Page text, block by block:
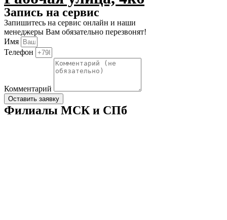
Запись на сервис
Запишитесь на сервис онлайн и наши
менеджеры Вам обязательно перезвонят!
Имя
Телефон
Комментарий
Оставить заявку
Филиалы МСК и СПб